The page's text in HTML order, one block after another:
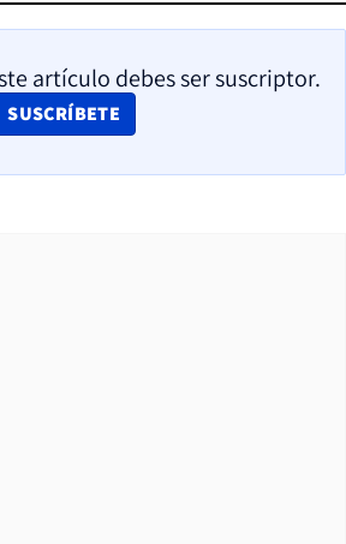
artículo debes ser suscriptor.
SUSCRÍBETE
OPENS IN NEW WINDOW